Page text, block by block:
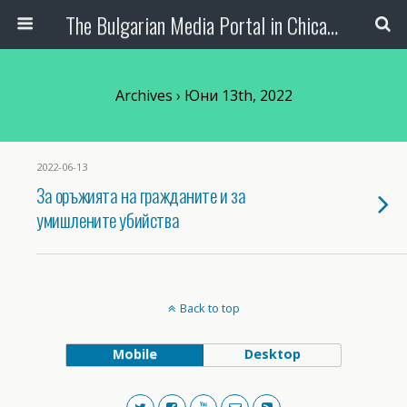
The Bulgarian Media Portal in Chicago
Archives › Юни 13th, 2022
2022-06-13
За оръжията на гражданите и за
умишлените убийства
Back to top
Mobile Desktop